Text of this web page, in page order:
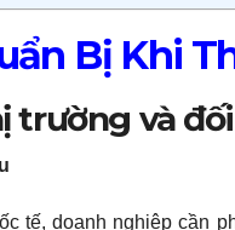
Bị Khi
trường và
tế, doanh nghiệp cần